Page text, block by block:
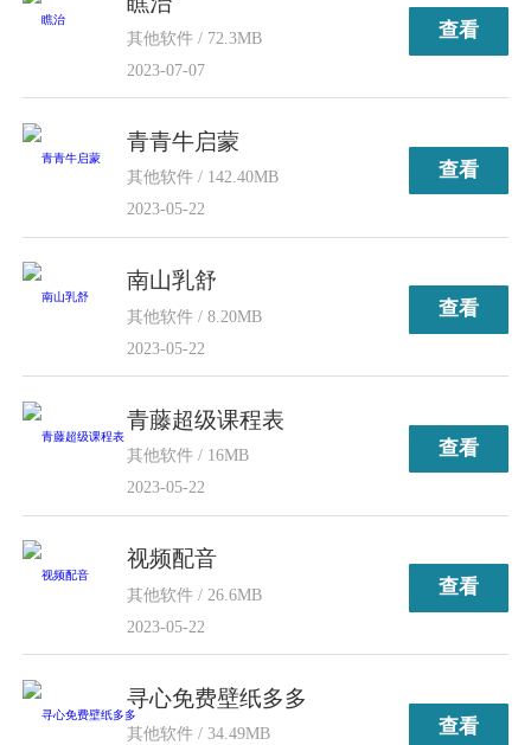
其他软件 / 72.3MB
2023-07-07
查看
青青牛启蒙
其他软件 / 142.40MB
2023-05-22
查看
南山乳舒
其他软件 / 8.20MB
2023-05-22
查看
青藤超级课程表
其他软件 / 16MB
2023-05-22
查看
视频配音
其他软件 / 26.6MB
2023-05-22
查看
寻心免费壁纸多多
其他软件 / 34.49MB
查看